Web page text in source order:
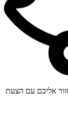
אליכם עם הצעת